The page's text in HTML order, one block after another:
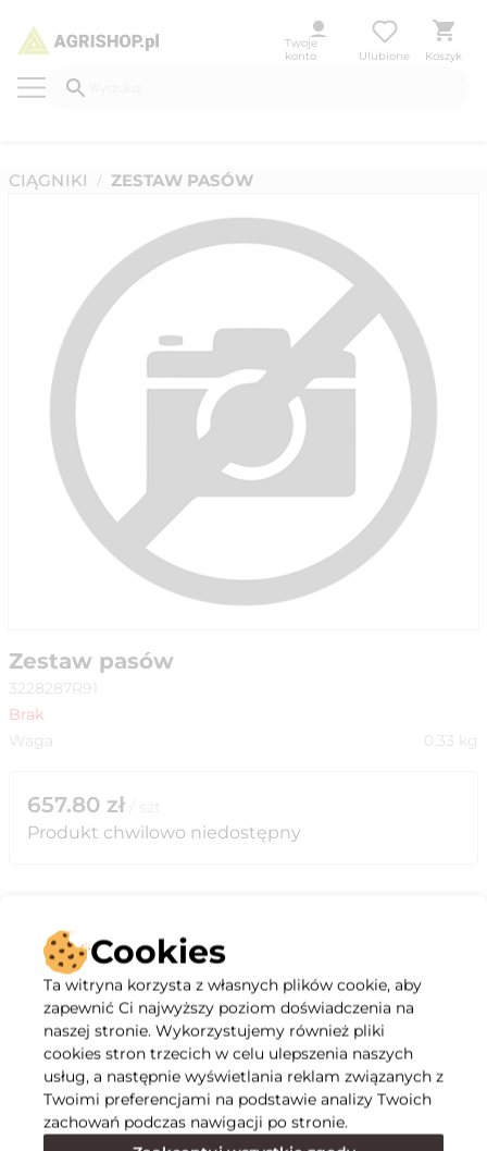
Twoje
konto
Ulubione Koszyk
CIĄGNIKI / ZESTAW PASÓW
Zestaw pasów
3228287R91
Brak
Waga
0.33 kg
657.80 zł
Produkt chwilowo niedostępny
Opis
Specyfikacja
Polecane
Cookies
Ta witryna korzysta z własnych plików cookie, aby
zapewnić Ci najwyższy poziom doświadczenia na
naszej stronie. Wykorzystujemy również pliki
cookies stron trzecich w celu ulepszenia naszych
usług, a następnie wyświetlania reklam związanych z
Twoimi preferencjami na podstawie analizy Twoich
zachowań podczas nawigacji po stronie.